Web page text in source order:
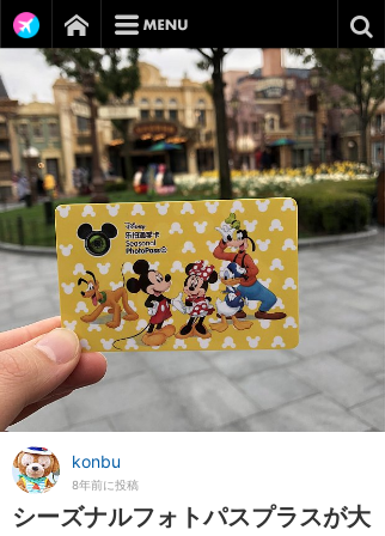
konbu
8年前に投稿
シーズナルフォトパスプラスが大